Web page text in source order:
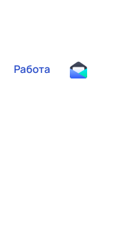
Работа